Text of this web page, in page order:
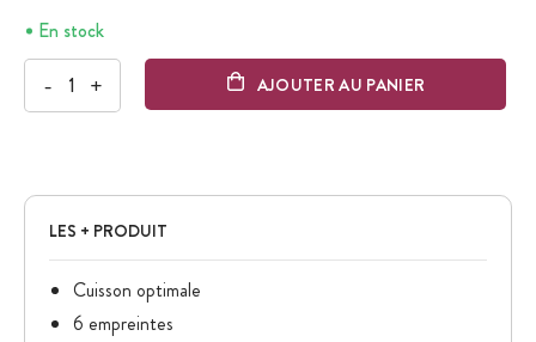
En stock
- + AJOUTER AU PANIER
LES + PRODUIT
Cuisson optimale
6 empreintes